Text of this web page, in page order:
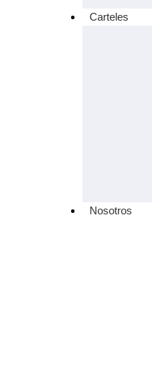
Carteles
Nosotros